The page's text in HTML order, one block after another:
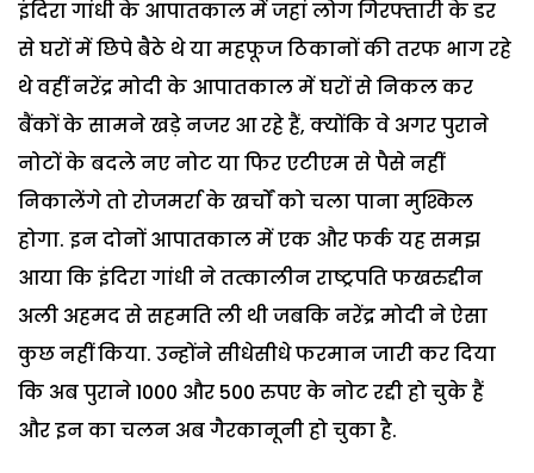
इंदिरा गांधी के आपातकाल में जहां लोग गिरफ्तारी के डर
से घरों में छिपे बैठे थे या महफूज ठिकानों की तरफ भाग रहे
थे वहीं नरेंद्र मोदी के आपातकाल में घरों से निकल कर
बैंकों के सामने खड़े नजर आ रहे हैं, क्योंकि वे अगर पुराने
नोटों के बदले नए नोट या फिर एटीएम से पैसे नहीं
निकालेंगे तो रोजमर्रा के खर्चों को चला पाना मुश्किल
होगा. इन दोनों आपातकाल में एक और फर्क यह समझ
आया कि इंदिरा गांधी ने तत्कालीन राष्ट्रपति फखरुद्दीन
अली अहमद से सहमति ली थी जबकि नरेंद्र मोदी ने ऐसा
कुछ नहीं किया. उन्होंने सीधेसीधे फरमान जारी कर दिया
कि अब पुराने 1000 और 500 रुपए के नोट रद्दी हो चुके हैं
और इन का चलन अब गैरकानूनी हो चुका है.